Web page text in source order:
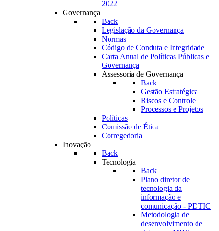
2022
Governança
Back
Legislação da Governança
Normas
Código de Conduta e Integridade
Carta Anual de Políticas Públicas e
Governança
Assessoria de Governança
Back
Gestão Estratégica
Riscos e Controle
Processos e Projetos
Políticas
Comissão de Ética
Corregedoria
Inovação
Back
Tecnologia
Back
Plano diretor de
tecnologia da
informação e
comunicação - PDTIC
Metodologia de
desenvolvimento de